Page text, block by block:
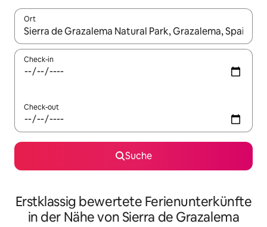
Ort
Wenn Ergebnisse verfügbar sind, navigiere mit den
Check-in
Check-out
Suche
Erstklassig bewertete Ferienunterkünfte
in der Nähe von Sierra de Grazalema